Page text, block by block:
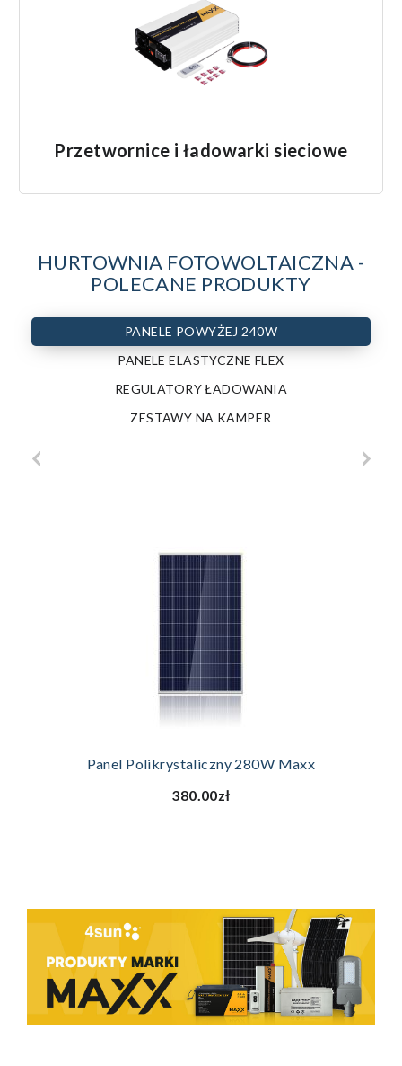
Przetwornice i ładowarki sieciowe
HURTOWNIA FOTOWOLTAICZNA -
POLECANE PRODUKTY
PANELE POWYŻEJ 240W
PANELE ELASTYCZNE FLEX
REGULATORY ŁADOWANIA
ZESTAWY NA KAMPER
Panel Polikrystaliczny 280W Maxx
380.00zł